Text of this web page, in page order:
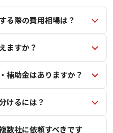
る際の費用相場は？
ますか？
補助金はありますか？
けるには？
数社に依頼すべきです